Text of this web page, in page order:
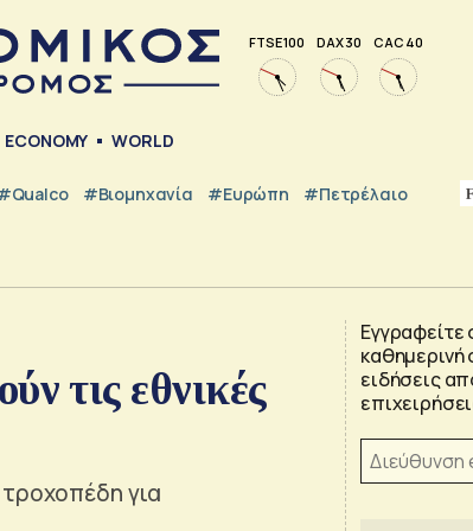
FTSE 100 DAX 30 CAC 40
ECONOMY WORLD
#Βιομηχανία #Ευρώπη #Πετρέλαιο
τις εθνικές
για
Εγγραφείτε
ειδήσεις